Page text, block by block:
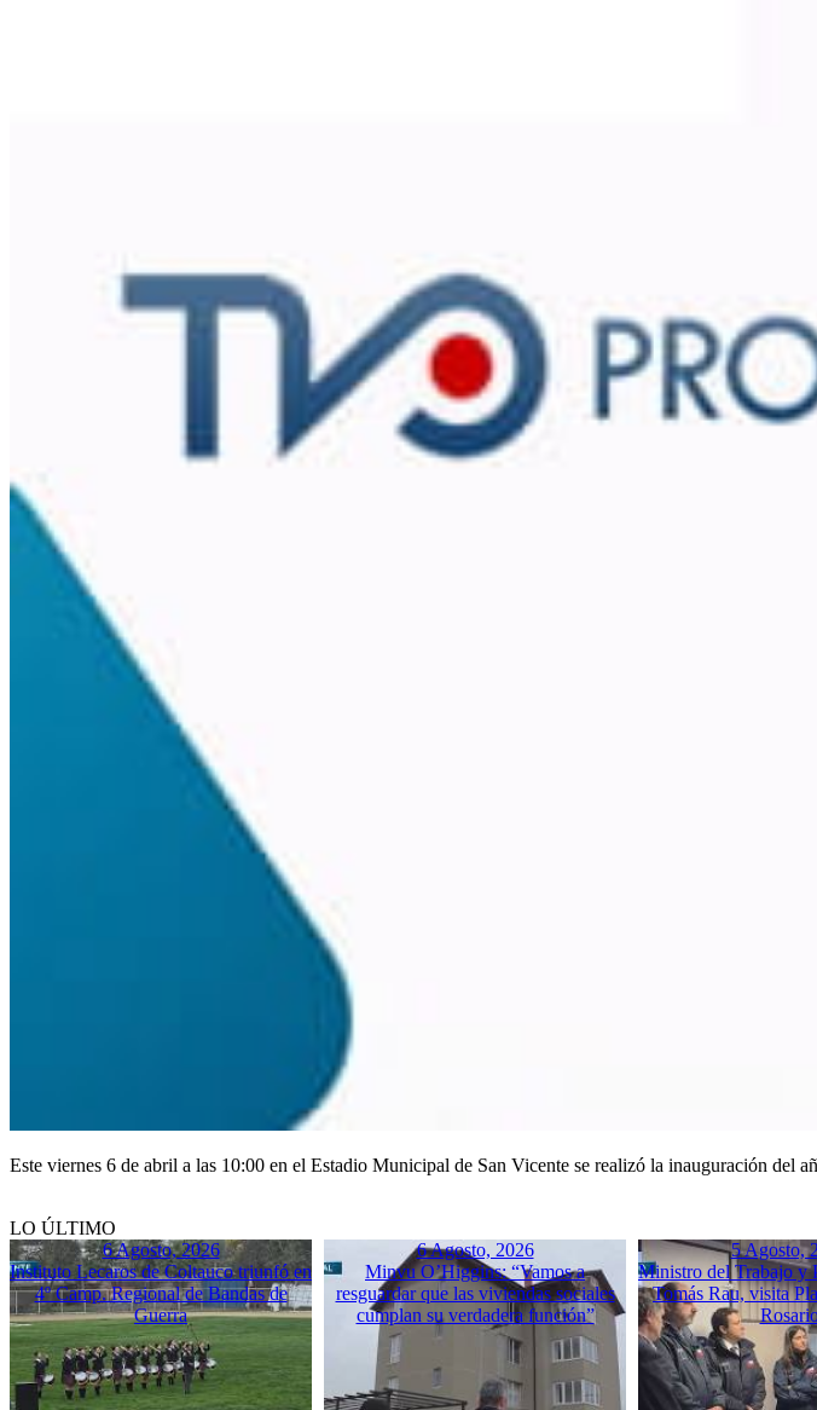
Este viernes 6 de abril a las 10:00 en el Estadio Municipal de San Vicente se realizó la inauguración
LO ÚLTIMO
6 Agosto, 2026
Instituto Lecaros de Coltauco triunfó en
4º Camp. Regional de Bandas de
Guerra
6 Agosto, 2026
Minvu O’Higgins: “Vamos a
resguardar que las viviendas sociales
cumplan su verdadera función”
5 Agosto,
Ministro del Trabajo y
Tomás Rau, visita